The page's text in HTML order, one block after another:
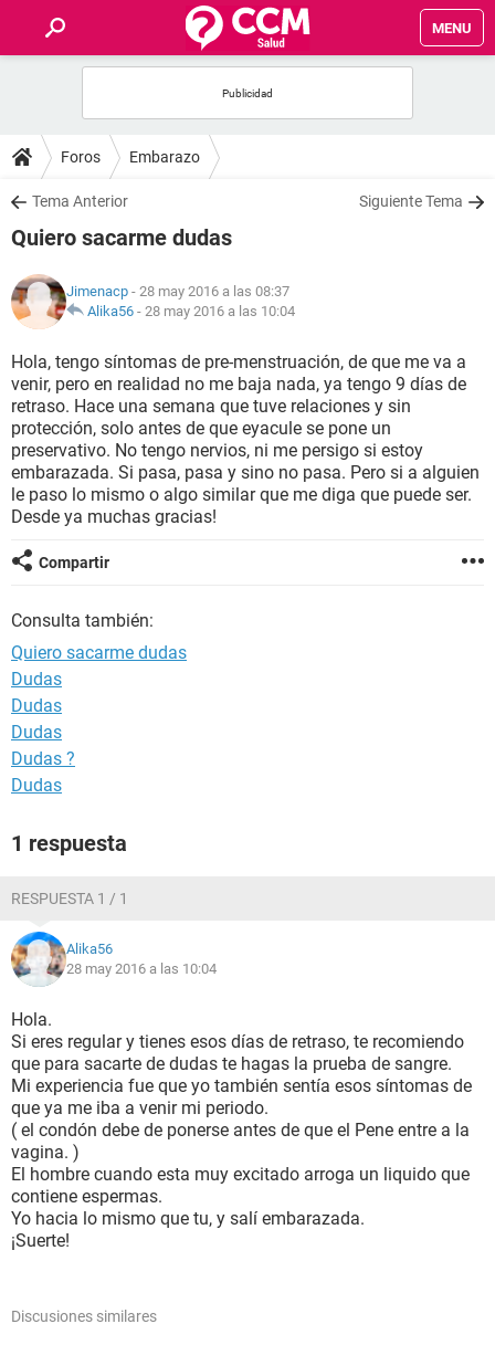
MENU
FOROS
SALUD
FAMILIA
NUTRICIÓN
BIENESTAR
SEXUALIDAD
GLOSARIO
Foros Embarazo
Tema Anterior Siguiente Tema
Quiero sacarme dudas
Jimenacp - 28 may 2016 a las 08:37
Alika56 - 28 may 2016 a las 10:04
Hola, tengo síntomas de pre-menstruación, de que me va a
venir, pero en realidad no me baja nada, ya tengo 9 días de
retraso. Hace una semana que tuve relaciones y sin
protección, solo antes de que eyacule se pone un
preservativo. No tengo nervios, ni me persigo si estoy
embarazada. Si pasa, pasa y sino no pasa. Pero si a alguien
le paso lo mismo o algo similar que me diga que puede ser.
Desde ya muchas gracias!
Compartir
Consulta también:
Quiero sacarme dudas
Dudas
Dudas
Dudas
Dudas ?
Dudas
1 respuesta
RESPUESTA 1 / 1
Alika56
28 may 2016 a las 10:04
Hola.
Si eres regular y tienes esos días de retraso, te recomiendo
que para sacarte de dudas te hagas la prueba de sangre.
Mi experiencia fue que yo también sentía esos síntomas de
que ya me iba a venir mi periodo.
( el condón debe de ponerse antes de que el Pene entre a la
vagina. )
El hombre cuando esta muy excitado arroga un liquido que
contiene espermas.
Yo hacia lo mismo que tu, y salí embarazada.
¡Suerte!
Discusiones similares